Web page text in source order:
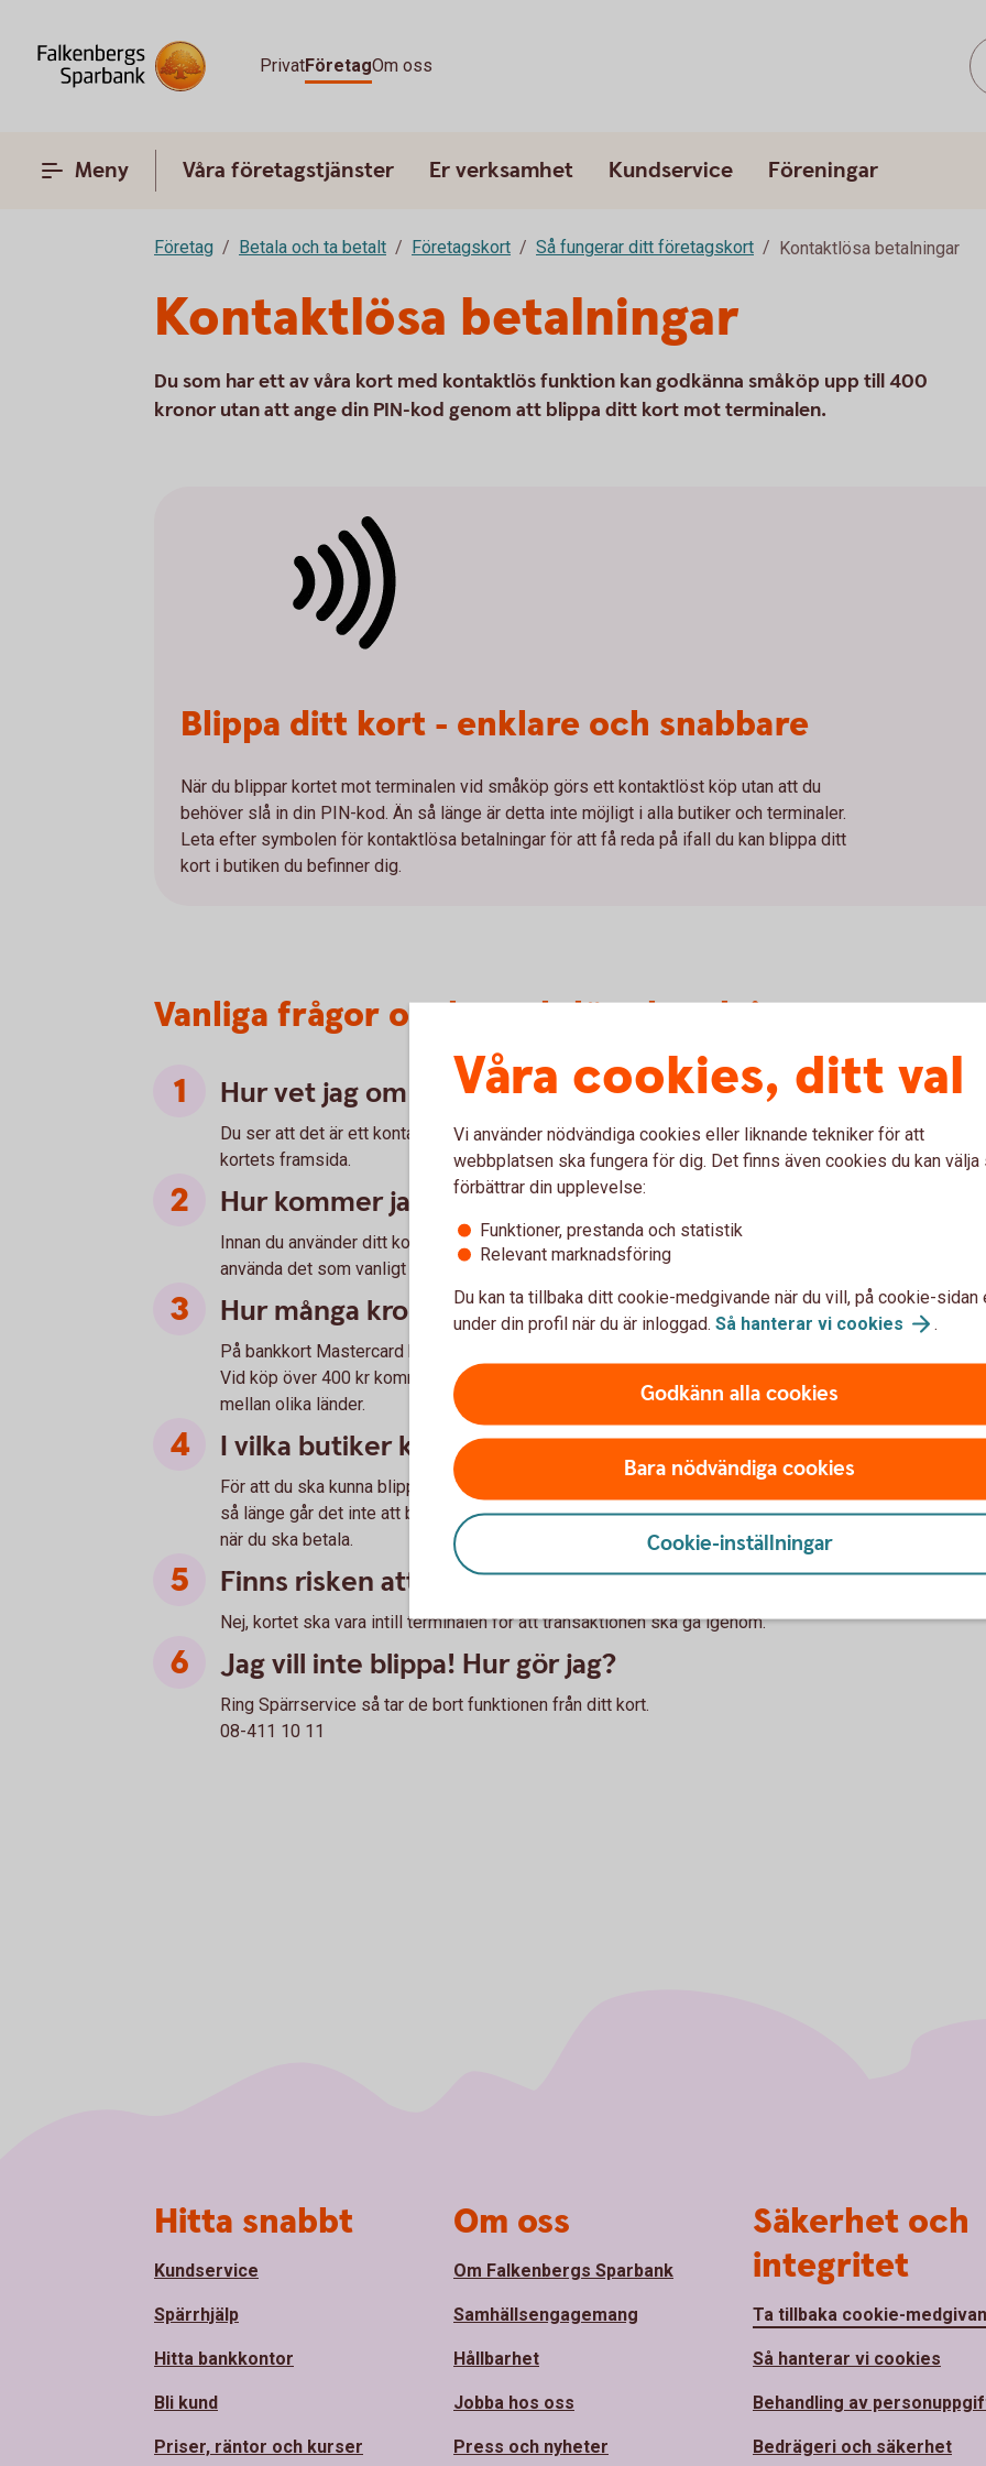
PrivatFöretagOm oss
Meny Våra företagstjänster Er verksamhet Kundservice Föreningar
Företag Betala och ta betalt Företagskort Så fungerar ditt företagskort Kontaktlösa betalningar
Kontaktlösa betalningar
Du som har ett av våra kort med kontaktlös funktion kan godkänna småköp upp till 400
kronor utan att ange din PIN-kod genom att blippa ditt kort mot terminalen.
Blippa ditt kort - enklare och snabbare
När du blippar kortet mot terminalen vid småköp görs ett kontaktlöst köp utan att du
behöver slå in din PIN-kod. Än så länge är detta inte möjligt i alla butiker och terminaler.
Leta efter symbolen för kontaktlösa betalningar för att få reda på ifall du kan blippa ditt
kort i butiken du befinner dig.
Vanliga frågor om kontaktlösa betalningar
Hur vet jag om jag kan blippa med mitt kort?
Du ser att det är ett kontaktlöst kort genom att det har en liten symbol likt bilden ovan på
kortets framsida.
Hur kommer jag igång att blippa?
Innan du använder ditt kort med kontaktlös funktion för första gången behöver du
använda det som vanligt en gång i en kortterminal, det vill säga med chip och PIN-kod.
Hur många kronor är ett småköp?
På bankkort Mastercard har vi satt 400 kr som gräns för att kunna blippa utan PIN-kod.
Vid köp över 400 kr kommer du ombes att slå in din PIN-kod. Denna gräns varierar
mellan olika länder.
I vilka butiker kan jag blippa?
För att du ska kunna blippa ditt kort i butik behöver terminalen stödja kontaktlösa köp. Än
så länge går det inte att blippa överallt. Leta efter symbolen för kontaktlösa betalningar
när du ska betala.
Finns risken att jag blippar av misstag om jag är nära en
Nej, kortet ska vara intill terminalen för att transaktionen ska gå igenom.
Jag vill inte blippa! Hur gör jag?
Ring Spärrservice så tar de bort funktionen från ditt kort.
08-411 10 11
Våra cookies, ditt val
Vi använder nödvändiga cookies eller liknande tekniker för att
webbplatsen ska fungera för dig. Det finns även cookies du kan välja
förbättrar din upplevelse:
Funktioner, prestanda och statistik
Relevant marknadsföring
Du kan ta tillbaka ditt cookie-medgivande när du vill, på cookie-sidan
under din profil när du är inloggad. Så hanterar vi cookies .
Godkänn alla cookies
Bara nödvändiga cookies
Cookie-inställningar
Hitta snabbt
Kundservice
Spärrhjälp
Hitta bankkontor
Bli kund
Priser, räntor och kurser
Om oss
Om Falkenbergs Sparbank
Samhällsengagemang
Hållbarhet
Jobba hos oss
Press och nyheter
Säkerhet och
integritet
Ta tillbaka cookie-
Så hanterar vi cookies
Behandling av
Bedrägeri och säkerhet